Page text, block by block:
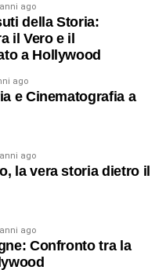
ago
della Storia:
il Vero e il
a Hollywood
ago
e Cinematografia a
ago
la vera storia dietro il
ago
Confronto tra la